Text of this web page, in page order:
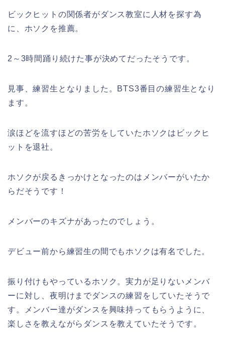
ビックヒットの関係者がダンス教室に人材を探す為
に、ホソクを推薦。
2～3時間踊り続けた事が決めてだったそうです。
見事、練習生となりました。BTS3番目の練習生となり
ます。
涙ほどを流すほどの苦労をしていたホソクはビックヒ
ットを退社。
ホソクが戻るきっかけとなったのはメンバーがいたか
らだそうです！
メンバーのキズナがあったのでしょう。
デビュー前から練習生の間でもホソクは有名でした。
振り付けもやっているホソク。実力が足りないメンバ
ーに対し、夜明けまでダンスの練習をしていたそうで
す。メンバー達がダンスを興味持ってもらうように、
楽しさを教えながらダンスを教えていたそうです。